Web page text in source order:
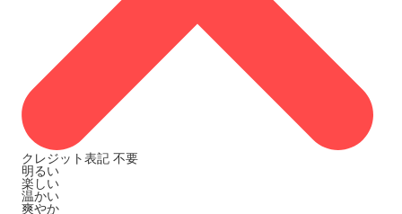
クレジット表記 不要
明るい
楽しい
温かい
爽やか